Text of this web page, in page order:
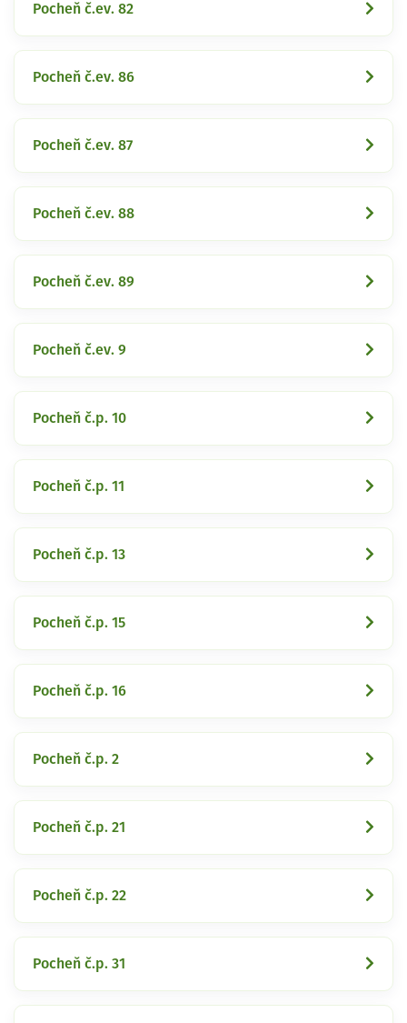
Pocheň č.ev. 82
Pocheň č.ev. 86
Pocheň č.ev. 87
Pocheň č.ev. 88
Pocheň č.ev. 89
Pocheň č.ev. 9
Pocheň č.p. 10
Pocheň č.p. 11
Pocheň č.p. 13
Pocheň č.p. 15
Pocheň č.p. 16
Pocheň č.p. 2
Pocheň č.p. 21
Pocheň č.p. 22
Pocheň č.p. 31